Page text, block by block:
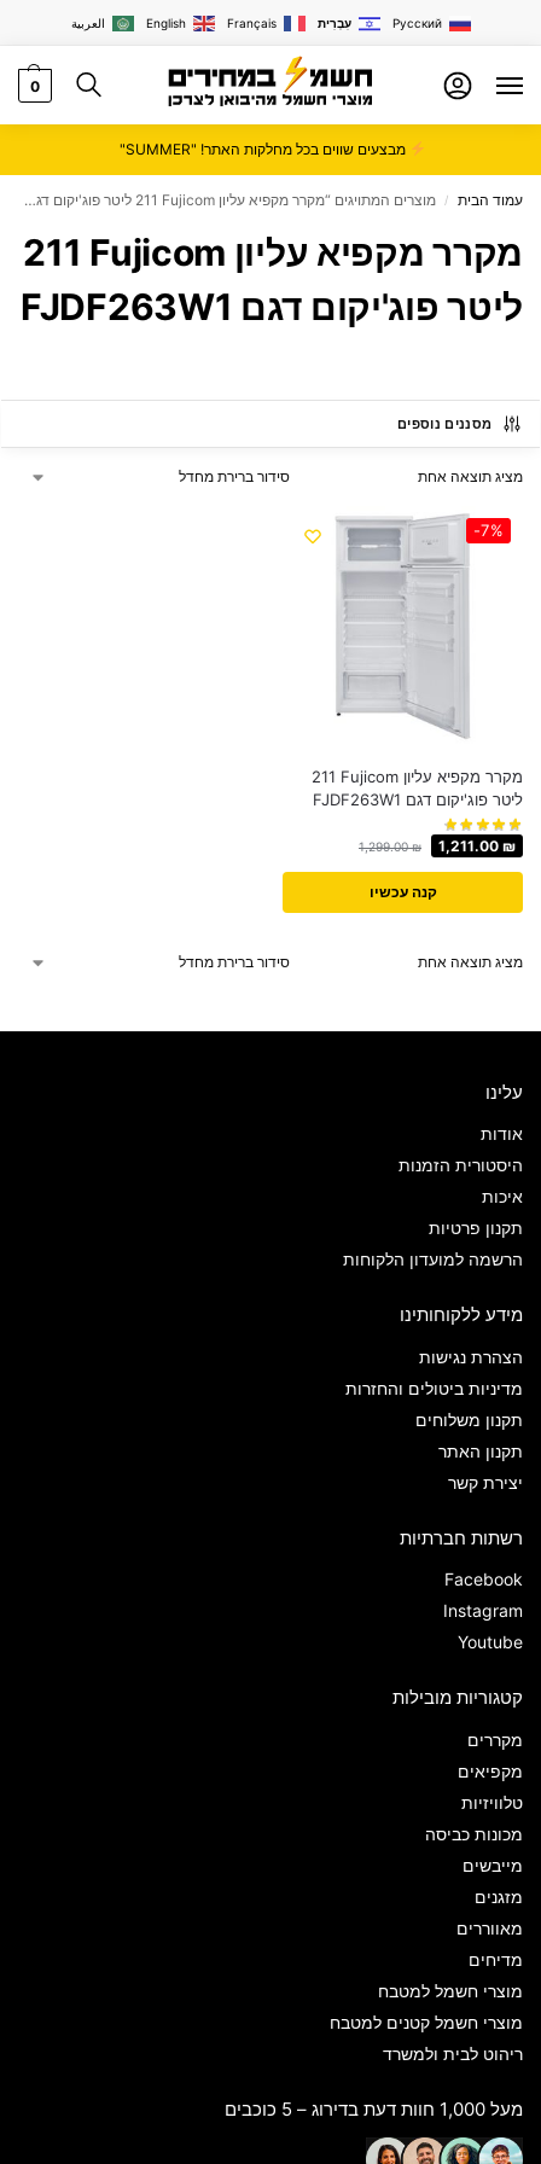
العربية English Français עִבְרִית Русский
0
מבצעים שווים בכל מחלקות האתר! "SUMMER"
עמוד הבית / מוצרים המתויגים “מקרר ‏מקפיא עליון Fujicom ‏211 ‏ליטר פוג'יקום דגם FJDF263W1”
מקרר ‏מקפיא עליון Fujicom ‏211
‏ליטר פוג'יקום דגם FJDF263W1
מסננים נוספים
מציג תוצאה אחת
-7%
מקרר ‏מקפיא עליון Fujicom ‏211
‏ליטר פוג'יקום דגם FJDF263W1
1,299.00₪ 1,211.00 ₪
קנה עכשיו
מציג תוצאה אחת
עלינו
אודות
היסטורית הזמנות
איכות
תקנון פרטיות
הרשמה למועדון הלקוחות
מידע ללקוחותינו
הצהרת נגישות
מדיניות ביטולים והחזרות
תקנון משלוחים
תקנון האתר
יצירת קשר
רשתות חברתיות
Facebook
Instagram
Youtube
קטגוריות מובילות
מקררים
מקפיאים
טלוויזיות
מכונות כביסה
מייבשים
מזגנים
מאווררים
מדיחים
מוצרי חשמל למטבח
מוצרי חשמל קטנים למטבח
ריהוט לבית ולמשרד
מעל 1,000 חוות דעת בדירוג – 5 כוכבים